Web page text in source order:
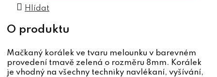
Hlídat
Mačkaný korálek ve tvaru melounku v barevném
provedení tmavě zelená o rozměru 8mm. Korálek
je vhodný na všechny techniky navlékaní, vyšívání,